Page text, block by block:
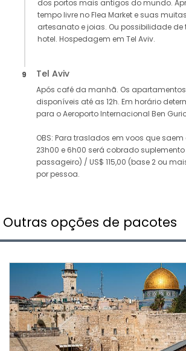
dos portos mais antigos do mundo.
tempo livre no Flea Market e suas
artesanato e joias. Ou possibilidade de
hotel. Hospedagem em Tel Aviv.
9 Tel Aviv
Após café da manhã. Os
disponíveis até as 12h. Em horário
para o Aeroporto Internacional Ben
OBS: Para traslados em voos que saem
23h00 e 6h00 será cobrado suplemento
passageiro) / US$ 115,00 (base 2 ou
por pessoa.
Outras opções de pacotes